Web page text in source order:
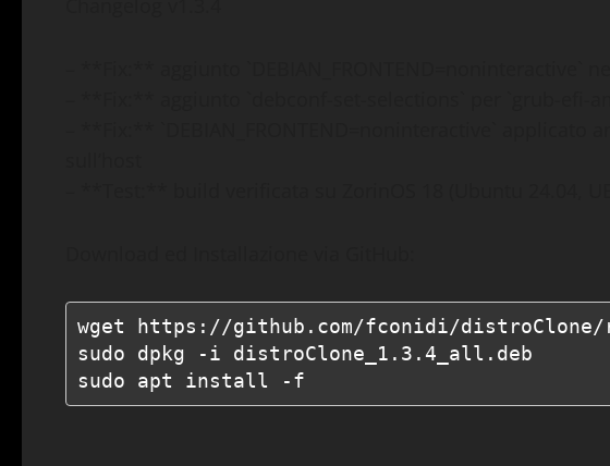
wget https://github.com/fconidi/distroClone/
sudo dpkg -i distroClone_1.3.4_all.deb
sudo apt install -f